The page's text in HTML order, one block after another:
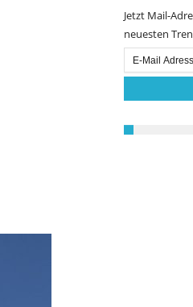
Jetzt Mail-
neuesten
Email
Subscription